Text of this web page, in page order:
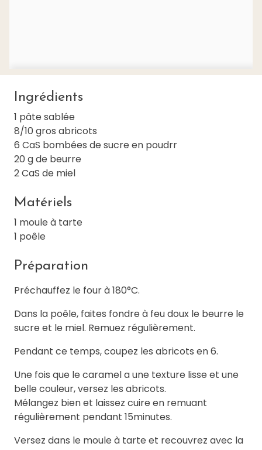
Ingrédients
1 pâte sablée
8/10 gros abricots
6 CaS bombées de sucre en poudrr
20 g de beurre
2 CaS de miel
Matériels
1 moule à tarte
1 poêle
Préparation
Préchauffez le four à 180°C.
Dans la poêle, faites fondre à feu doux le beurre le
sucre et le miel. Remuez régulièrement.
Pendant ce temps, coupez les abricots en 6.
Une fois que le caramel a une texture lisse et une
belle couleur, versez les abricots.
Mélangez bien et laissez cuire en remuant
régulièrement pendant 15minutes.
Versez dans le moule à tarte et recouvrez avec la